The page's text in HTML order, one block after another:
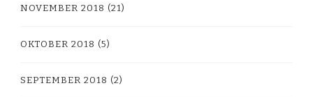
NOVEMBER 2018 (21)
OKTOBER 2018 (5)
SEPTEMBER 2018 (2)